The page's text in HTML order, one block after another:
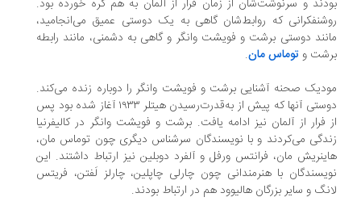
و سرنوشت‌شان از زمان فرار از آلمان به هم گره خورده بود.
که روابط‌شان گاهی به یک دوستی عمیق می‌انجامید،
دوستی برشت و فویشت وانگر و گاهی به دشمنی، مانند رابطه
وتوماس مان.
صحنه آشنایی برشت و فویشت وانگر را دوباره زنده می‌کند.
دوستی آنها که پیش از به‌قدرت‌رسیدن هیتلر ۱۹۳۳ آغاز ‌شده بود پس
فرار از آلمان نیز ادامه ‌یافت. برشت و فویشت وانگر در کالیفرنیا
می‌کردند و با نویسندگان سرشناس دیگری چون توماس مان،
مان، فرانتس ورفل و آلفرد دوبلین نیز ارتباط داشتند. این
با هنرمندانی چون چارلی چاپلین، چارلز لَفتن، فریتس
و سایر بزرگان هالیوود هم در ارتباط بودند.